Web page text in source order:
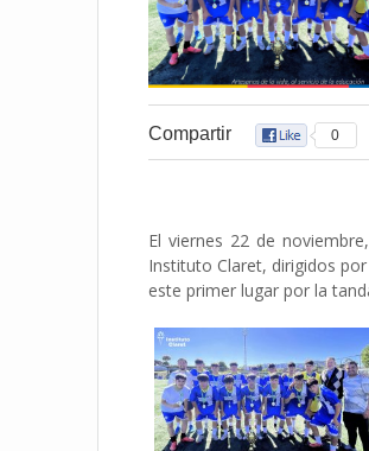
Compartir 0
El viernes 22 de
Instituto Claret, dirigidos
este primer lugar por la